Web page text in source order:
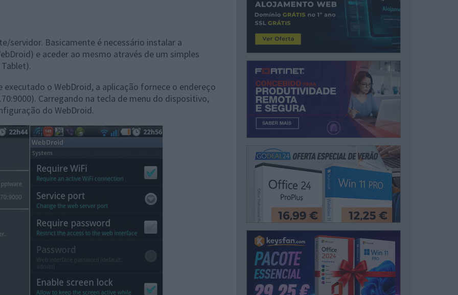
servidor. Basicamente é necessário instalar a
e aceder ao mesmo através de um simples
executado o WebDroid, a aplicação fornece o endereço
Carregando na tecla de menu do dispositivo,
do WebDroid.